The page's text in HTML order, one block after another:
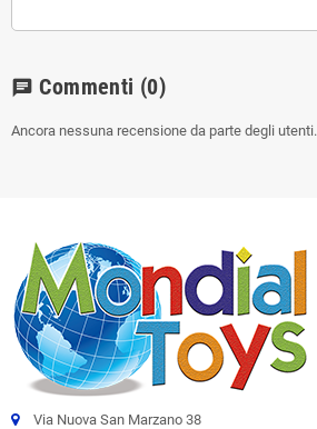
chat Commenti (0)
Ancora nessuna recensione da parte degli utenti.
Via Nuova San Marzano 38